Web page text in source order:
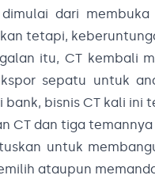
dimulai dari
tetapi,
itu, CT kembali
sepatu untuk
bank, bisnis CT kali ini
CT dan tiga
untuk
ataupun